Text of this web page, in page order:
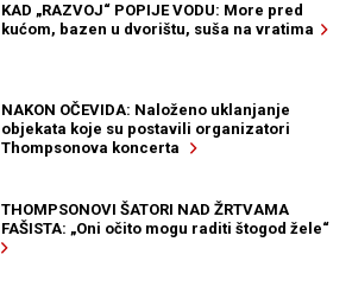
KAD „RAZVOJ“ POPIJE VODU: More pred
kućom, bazen u dvorištu, suša na vratima
NAKON OČEVIDA: Naloženo uklanjanje
objekata koje su postavili organizatori
Thompsonova koncerta
THOMPSONOVI ŠATORI NAD ŽRTVAMA
FAŠISTA: „Oni očito mogu raditi štogod žele“